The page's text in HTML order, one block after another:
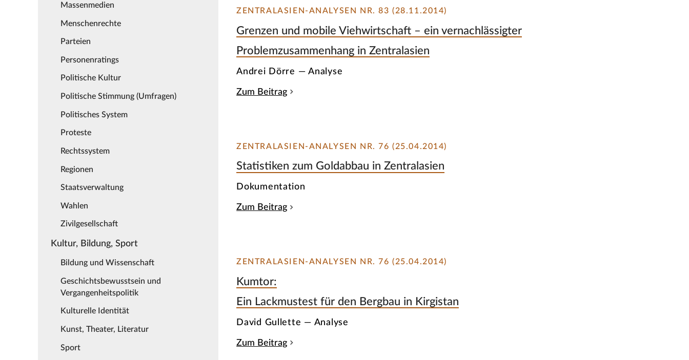
Massenmedien
Menschenrechte
Parteien
Personenratings
Politische Kultur
Politische Stimmung (Umfragen)
Politisches System
Proteste
Rechtssystem
Regionen
Staatsverwaltung
Wahlen
Zivilgesellschaft
Kultur, Bildung, Sport
Bildung und Wissenschaft
Geschichtsbewusstsein und
Vergangenheitspolitik
Kulturelle Identität
Kunst, Theater, Literatur
Sport
ZENTRALASIEN-ANALYSEN NR. 83 (28.11.2014)
Grenzen und mobile Viehwirtschaft – ein vernachlässigter
Problemzusammenhang in Zentralasien
Andrei Dörre — Analyse
Zum Beitrag
ZENTRALASIEN-ANALYSEN NR. 76 (25.04.2014)
Statistiken zum Goldabbau in Zentralasien
Dokumentation
Zum Beitrag
ZENTRALASIEN-ANALYSEN NR. 76 (25.04.2014)
Kumtor:
Ein Lackmustest für den Bergbau in Kirgistan
David Gullette — Analyse
Zum Beitrag